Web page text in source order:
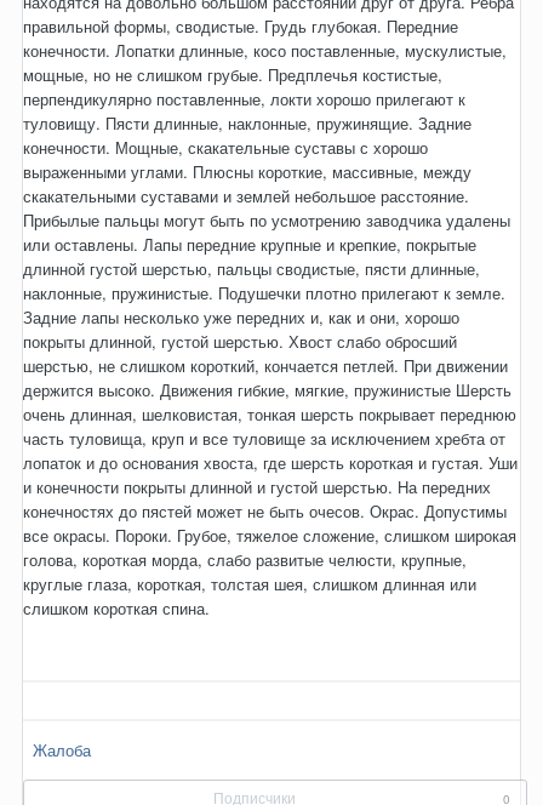
правильной формы, сводистые. Грудь глубокая. Передние
конечности. Лопатки длинные, косо поставленные, мускулистые,
мощные, но не слишком грубые. Предплечья костистые,
перпендикулярно поставленные, локти хорошо прилегают к
туловищу. Пясти длинные, наклонные, пружинящие. Задние
конечности. Мощные, скакательные суставы с хорошо
выраженными углами. Плюсны короткие, массивные, между
скакательными суставами и землей небольшое расстояние.
Прибылые пальцы могут быть по усмотрению заводчика удалены
или оставлены. Лапы передние крупные и крепкие, покрытые
длинной густой шерстью, пальцы сводистые, пясти длинные,
наклонные, пружинистые. Подушечки плотно прилегают к земле.
Задние лапы несколько уже передних и, как и они, хорошо
покрыты длинной, густой шерстью. Хвост слабо обросший
шерстью, не слишком короткий, кончается петлей. При движении
держится высоко. Движения гибкие, мягкие, пружинистые Шерсть
очень длинная, шелковистая, тонкая шерсть покрывает переднюю
часть туловища, круп и все туловище за исключением хребта от
лопаток и до основания хвоста, где шерсть короткая и густая. Уши
и конечности покрыты длинной и густой шерстью. На передних
конечностях до пястей может не быть очесов. Окрас. Допустимы
все окрасы. Пороки. Грубое, тяжелое сложение, слишком широкая
голова, короткая морда, слабо развитые челюсти, крупные,
круглые глаза, короткая, толстая шея, слишком длинная или
слишком короткая спина.
Жалоба
Подписчики 0